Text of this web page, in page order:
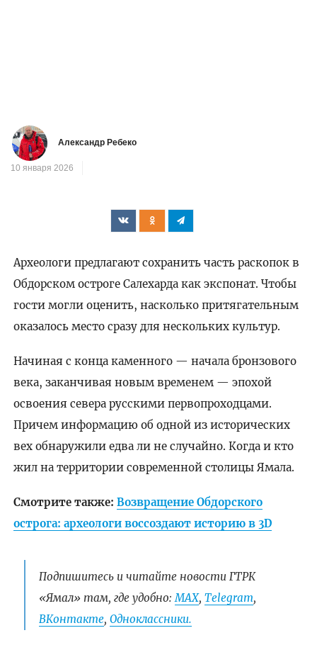
Александр Ребеко
10 января 2026
Археологи предлагают сохранить часть раскопок в
Обдорском остроге Салехарда как экспонат. Чтобы
гости могли оценить, насколько притягательным
оказалось место сразу для нескольких культур.
Начиная с конца каменного — начала бронзового
века, заканчивая новым временем — эпохой
освоения севера русскими первопроходцами.
Причем информацию об одной из исторических
вех обнаружили едва ли не случайно. Когда и кто
жил на территории современной столицы Ямала.
Смотрите также: Возвращение Обдорского
острога: археологи воссоздают историю в 3D
Подпишитесь и читайте новости ГТРК
«Ямал» там, где удобно:МАХ, Telegram,
ВКонтакте, Одноклассники.